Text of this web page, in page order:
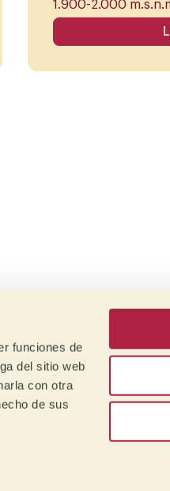
funciones de
del sitio web
con otra
de sus
1.900-2.000